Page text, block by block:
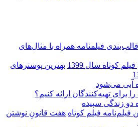
فیلمنامه همراه با مثال‌های
بهترین پوسترهای
آبی می‌شود
برای تهیه‌کنندگان ارائه کنیم؟
دو زندگی سپیده
هفت قانونِ نوشتن